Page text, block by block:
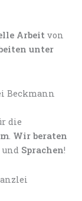
Arbeit von
unter
die
. Wir beraten
und Sprachen!